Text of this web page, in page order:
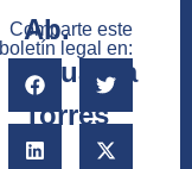
Ab.
Eduarda
Torres
Comparte este
boletín legal en: